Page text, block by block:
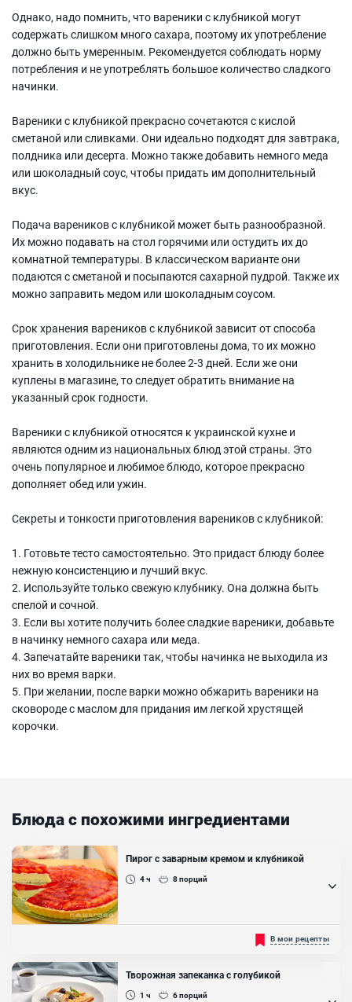
Однако, надо помнить, что вареники с клубникой могут
содержать слишком много сахара, поэтому их употребление
должно быть умеренным. Рекомендуется соблюдать норму
потребления и не употреблять большое количество сладкого
начинки.
Вареники с клубникой прекрасно сочетаются с кислой
сметаной или сливками. Они идеально подходят для завтрака,
полдника или десерта. Можно также добавить немного меда
или шоколадный соус, чтобы придать им дополнительный
вкус.
Подача вареников с клубникой может быть разнообразной.
Их можно подавать на стол горячими или остудить их до
комнатной температуры. В классическом варианте они
подаются с сметаной и посыпаются сахарной пудрой. Также их
можно заправить медом или шоколадным соусом.
Срок хранения вареников с клубникой зависит от способа
приготовления. Если они приготовлены дома, то их можно
хранить в холодильнике не более 2-3 дней. Если же они
куплены в магазине, то следует обратить внимание на
указанный срок годности.
Вареники с клубникой относятся к украинской кухне и
являются одним из национальных блюд этой страны. Это
очень популярное и любимое блюдо, которое прекрасно
дополняет обед или ужин.
Секреты и тонкости приготовления вареников с клубникой:
1. Готовьте тесто самостоятельно. Это придаст блюду более
нежную консистенцию и лучший вкус.
2. Используйте только свежую клубнику. Она должна быть
спелой и сочной.
3. Если вы хотите получить более сладкие вареники, добавьте
в начинку немного сахара или меда.
4. Запечатайте вареники так, чтобы начинка не выходила из
них во время варки.
5. При желании, после варки можно обжарить вареники на
сковороде с маслом для придания им легкой хрустящей
корочки.
Блюда с похожими ингредиентами
Пирог с заварным кремом и клубникой
4 ч 8порций
Легкий и свежий пирог с ванильным заварным кремом и
клубникой! Рецепт приготовления такого пирога очень простой,
готовится из самых доступных ингредиентов. Пирог получается
очень нежный, воздушный, заварной крем идеально держит
форму, благодаря чему он разрезается на красивые и ровные
кусочки. Основа теста – песочное тесто, внутри ванильный
В мои рецепты
Творожная запеканка с голубикой
1 ч 6порций